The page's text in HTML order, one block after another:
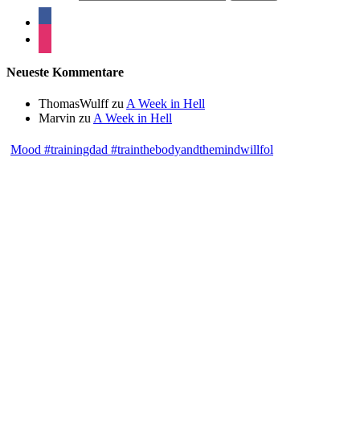
Neueste Kommentare
ThomasWulffzu A Week in Hell
Marvin zu A Week in Hell
Mood #trainingdad #trainthebodyandthemindwillfol